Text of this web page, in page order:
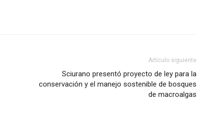
Artículo siguiente
Sciurano presentó proyecto de ley para la
conservación y el manejo sostenible de bosques
de macroalgas